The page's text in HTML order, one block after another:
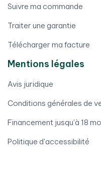
Suivre ma commande
Traiter une garantie
Télécharger ma facture
Mentions légales
Avis juridique
Conditions générales de
Financement jusqu'à 18
Politique d'accessibilité